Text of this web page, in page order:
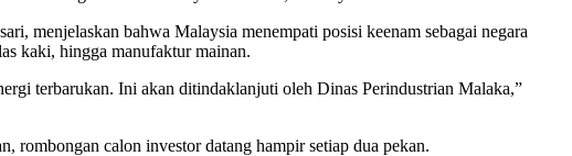
menjelaskan bahwa Malaysia menempati posisi keenam sebagai negara
kaki, hingga manufaktur mainan.
terbarukan. Ini akan ditindaklanjuti oleh Dinas Perindustrian Malaka,”
rombongan calon investor datang hampir setiap dua pekan.